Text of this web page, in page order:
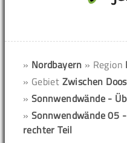
» Nordbayern » Region
» Gebiet Zwischen
» Sonnwendwände -
» Sonnwendwände 05
rechter Teil